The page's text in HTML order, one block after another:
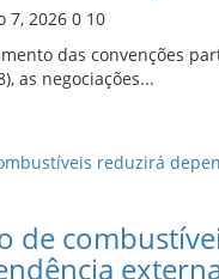
7, 2026 0 10
das convenções
as negociações...
de